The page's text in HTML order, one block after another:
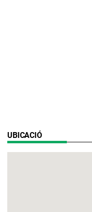
UBICACIÓ